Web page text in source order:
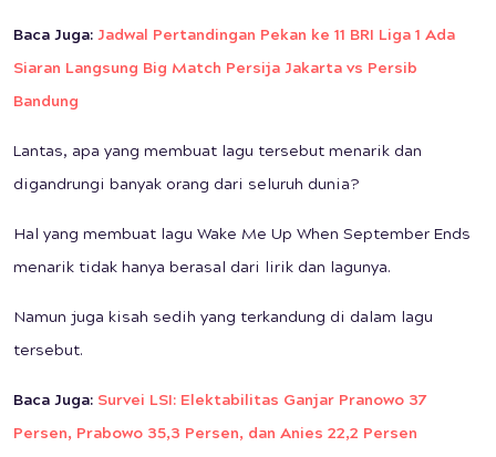
Baca Juga: Jadwal Pertandingan Pekan ke 11 BRI Liga 1 Ada
Siaran Langsung Big Match Persija Jakarta vs Persib
Bandung
Lantas, apa yang membuat lagu tersebut menarik dan
digandrungi banyak orang dari seluruh dunia?
Hal yang membuat lagu Wake Me Up When September Ends
menarik tidak hanya berasal dari lirik dan lagunya.
Namun juga kisah sedih yang terkandung di dalam lagu
tersebut.
Baca Juga: Survei LSI: Elektabilitas Ganjar Pranowo 37
Persen, Prabowo 35,3 Persen, dan Anies 22,2 Persen